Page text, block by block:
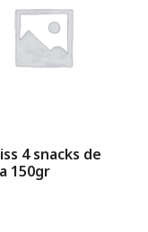
4 snacks de
150gr